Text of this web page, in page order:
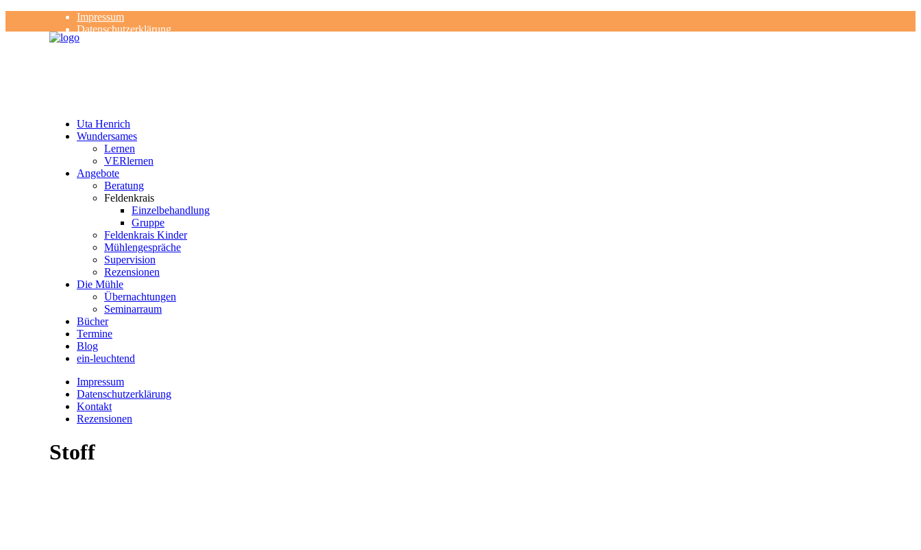
Impressum
Datenschutzerklärung
Kontakt
Uta Henrich
Wundersames
Lernen
VERlernen
Angebote
Beratung
Feldenkrais
Einzelbehandlung
Gruppe
Feldenkrais Kinder
Mühlengespräche
Supervision
Rezensionen
Die Mühle
Übernachtungen
Seminarraum
Bücher
Termine
Blog
ein-leuchtend
Impressum
Datenschutzerklärung
Kontakt
Rezensionen
Stoff